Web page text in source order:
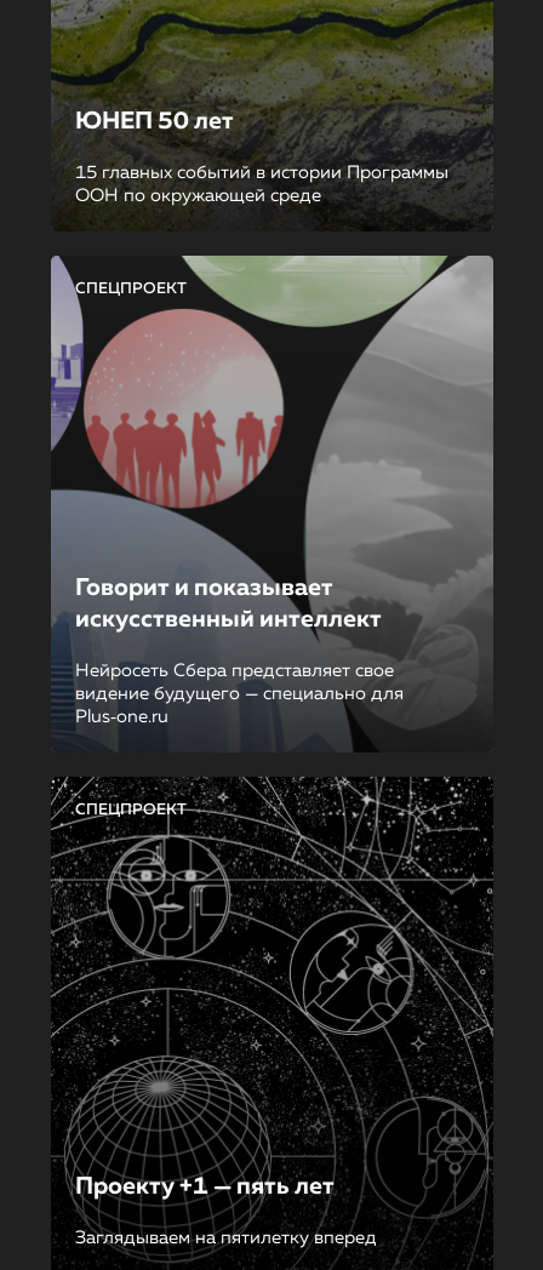
ЮНЕП 50 лет
15 главных событий в истории Программы
ООН по окружающей среде
СПЕЦПРОЕКТ
Говорит и показывает
искусственный интеллект
Нейросеть Сбера представляет свое
видение будущего — специально для
Plus‑one.ru
СПЕЦПРОЕКТ
Проекту +1 — пять лет
Заглядываем на пятилетку вперед